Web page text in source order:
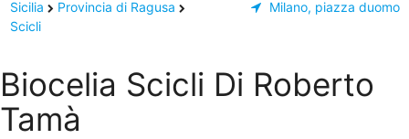
Sicilia
Provincia di Ragusa
Scicli
Milano, piazza duomo
Biocelia Scicli Di Roberto
Tamà